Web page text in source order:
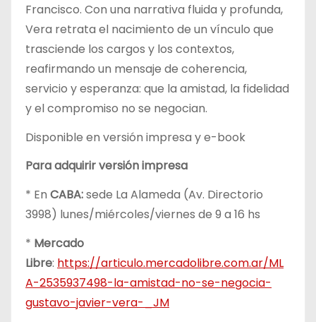
Francisco. Con una narrativa fluida y profunda,
Vera retrata el nacimiento de un vínculo que
trasciende los cargos y los contextos,
reafirmando un mensaje de coherencia,
servicio y esperanza: que la amistad, la fidelidad
y el compromiso no se negocian.
Disponible en versión impresa y e-book
Para adquirir versión impresa
* En CABA:sede La Alameda (Av. Directorio
3998) lunes/miércoles/viernes de 9 a 16 hs
* Mercado
Libre: https://articulo.mercadolibre.com.ar/ML
A-2535937498-la-amistad-no-se-negocia-
gustavo-javier-vera-_JM